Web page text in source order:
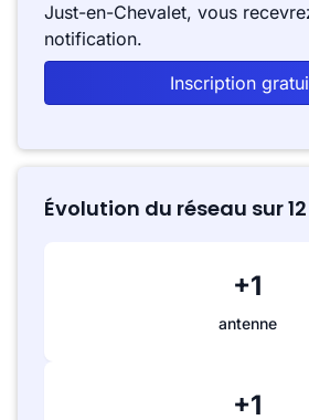
Just-en-Chevalet, vous
notification.
Inscription
Évolution du réseau sur
+1
antenne
+1